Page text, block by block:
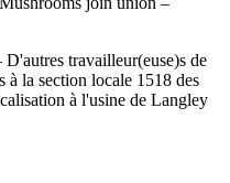
travailleur(euse)s de
la section locale 1518 des
à l'usine de Langley